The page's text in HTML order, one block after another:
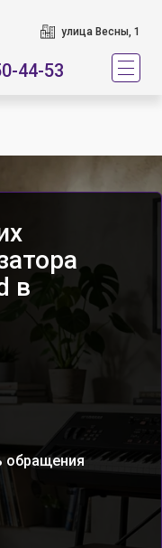
улица Весны, 1
44-53
в
обращения